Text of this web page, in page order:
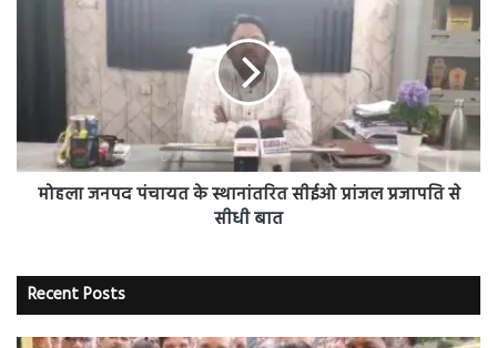
पंचायत
स्थानांतरित
प्रजापति
से
सीधी
मोहला जनपद पंचायत के स्थानांतरित सीईओ प्रांजल प्रजापति से
सीधी बात
Recent Posts